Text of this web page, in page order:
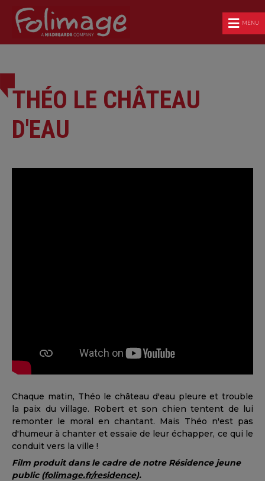
MENU
THÉO LE CHÂTEAU
D'EAU
Chaque matin, Théo le château d'eau pleure et trouble
la paix du village. Robert et son chien tentent de lui
remonter le moral en chantant. Mais Théo n'est pas
d'humeur à chanter et essaie de leur échapper, ce qui le
conduit vers la ville !
Film produit dans le cadre de notre Résidence jeune
public (folimage.fr/residence).